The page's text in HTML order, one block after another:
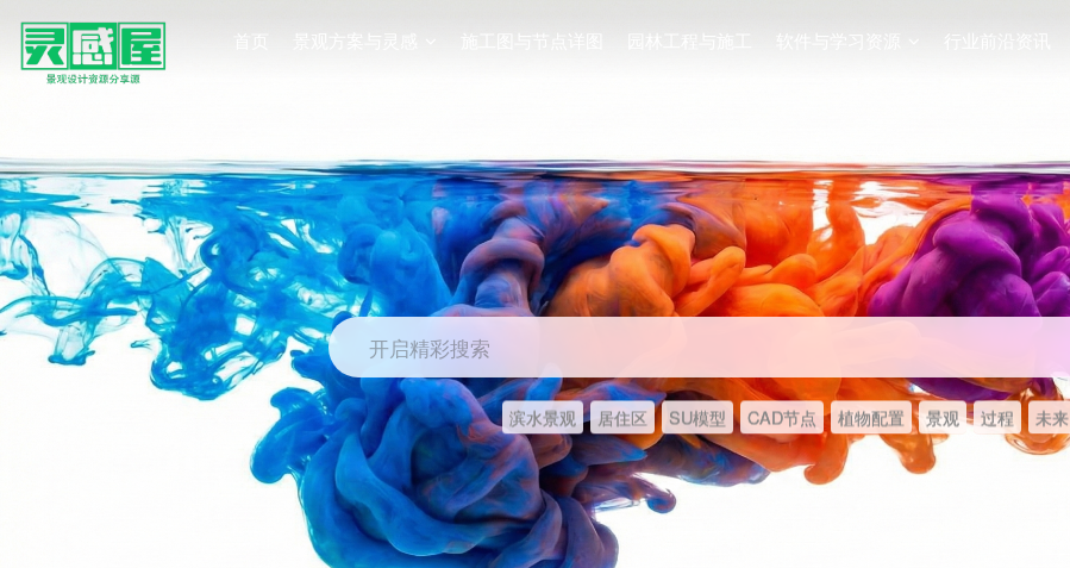
首页 景观方案与灵感 施工图与节点详图 园林工程与施工 软件与学习资源 行业前沿资讯
开启精彩搜索
滨水景观 居住区 SU模型 CAD节点 植物配置 景观 过程 未来